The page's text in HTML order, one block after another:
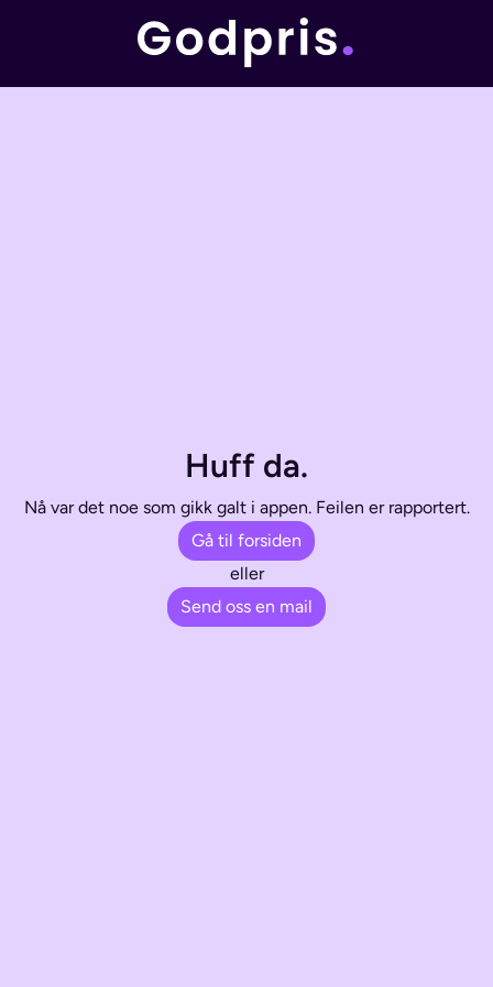
Huff da.
Nå var det noe som gikk galt i appen. Feilen er rapportert.
Gå til forsiden
eller
Send oss en mail